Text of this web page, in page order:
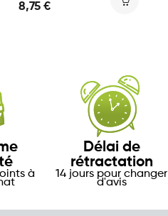
8,75 €
à
Délai de
rétractation
14 jours pour changer
d'avis